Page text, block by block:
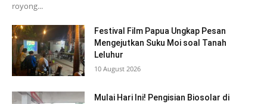
royong...
Festival Film Papua Ungkap Pesan
Mengejutkan Suku Moi soal Tanah
Leluhur
10 August 2026
Mulai Hari Ini! Pengisian Biosolar di